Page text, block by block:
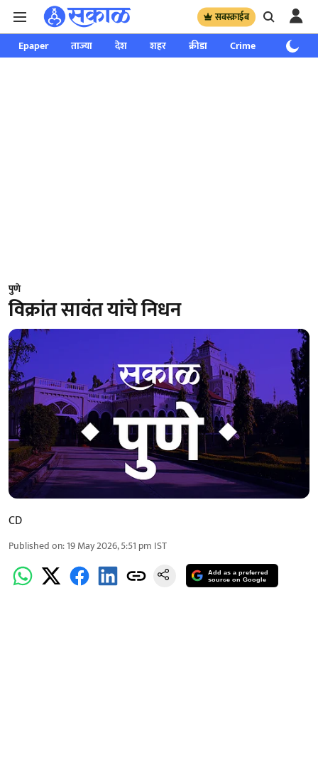
सबस्क्राईब
Epaper ताज्या देश शहर क्रीडा Crime साप्ताहिक
पुणे
विक्रांत सावंत यांचे निधन
CD
Published on:19 May 2026, 5:51 pm IST
Add as a preferred
source on Google